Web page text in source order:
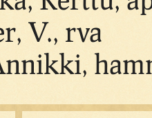
V., rva